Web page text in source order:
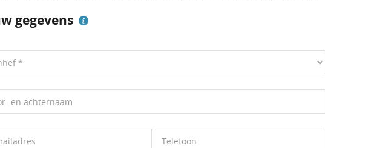
gegevens
en achternaam
Telefoon